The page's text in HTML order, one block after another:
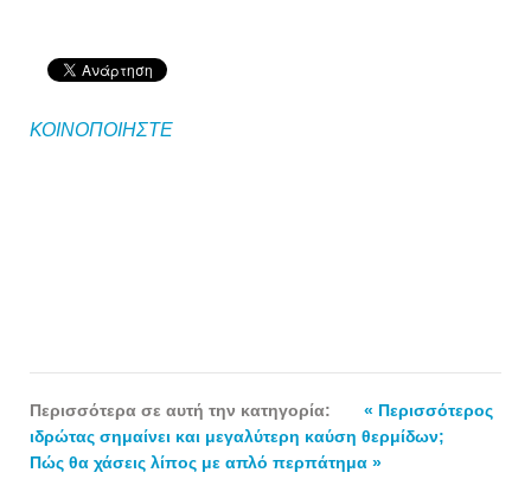
ΚΟΙΝΟΠΟΙΗΣΤΕ
Περισσότερα σε αυτή την κατηγορία:
« Περισσότερος
ιδρώτας σημαίνει και μεγαλύτερη καύση θερμίδων;
Πώς θα χάσεις λίπος με απλό περπάτημα »